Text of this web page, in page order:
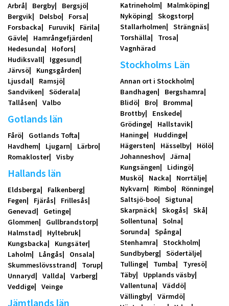
Arbrå Bergby
Bergsjö
Bergvik
Delsbo
Forsa
Forsbacka
Furuvik
Färila
Gävle
Hamrångefjärden
Hedesunda
Hofors
Hudiksvall
Iggesund
Järvsö
Kungsgården
Ljusdal
Ramsjö
Sandviken
Söderala
Tallåsen
Valbo
Gotlands län
Fårö
Gotlands Tofta
Havdhem
Ljugarn
Lärbro
Romakloster
Visby
Hallands län
Eldsberga
Falkenberg
Fegen
Fjärås
Frillesås
Genevad
Getinge
Glommen
Gullbrandstorp
Halmstad
Hyltebruk
Kungsbacka
Kungsäter
Laholm
Långås
Onsala
Skummeslövsstrand
Torup
Unnaryd
Vallda
Varberg
Veddige
Veinge
Jämtlands län
Katrineholm
Malmköping
Nyköping
Skogstorp
Stallarholmen
Strängnäs
Torshälla
Trosa
Vagnhärad
Stockholms Län
Annan ort i Stockholm
Bandhagen
Bergshamra
Blidö
Bro
Bromma
Brottby
Enskede
Grödinge
Hallstavik
Haninge
Huddinge
Hägersten
Hässelby
Hölö
Johanneshov
Järna
Kungsängen
Lidingö
Muskö
Nacka
Norrtälje
Nykvarn
Rimbo
Rönninge
Saltsjö-boo
Sigtuna
Skarpnäck
Skogås
Skå
Sollentuna
Solna
Sorunda
Spånga
Stenhamra
Stockholm
Sundbyberg
Södertälje
Tullinge
Tumba
Tyresö
Täby
Upplands väsby
Vallentuna
Väddö
Vällingby
Värmdö